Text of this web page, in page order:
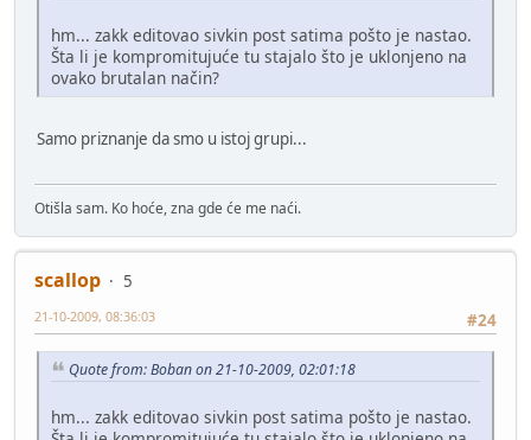
hm... zakk editovao sivkin post satima pošto je nastao.
Šta li je kompromitujuće tu stajalo što je uklonjeno na
ovako brutalan način?
Samo priznanje da smo u istoj grupi...
Otišla sam. Ko hoće, zna gde će me naći.
scallop
5
#24
21-10-2009, 08:36:03
Quote from: Boban on 21-10-2009, 02:01:18
hm... zakk editovao sivkin post satima pošto je nastao.